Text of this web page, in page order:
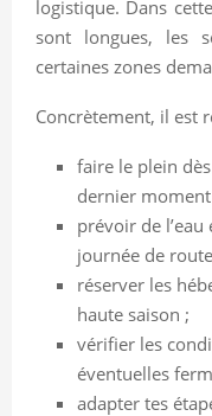
logistique. Dans
sont longues, les
certaines zones
Concrètement, il est
faire le plein
dernier
prévoir de
journée de
réserver les
haute saison ;
vérifier les
éventuelles
adapter tes